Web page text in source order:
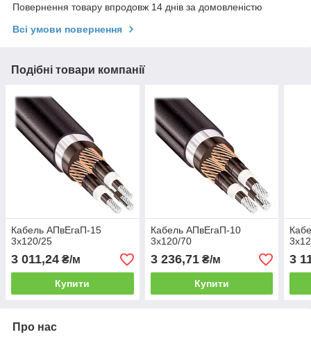
Повернення товару впродовж 14 днів за домовленістю
Всі умови повернення
Подібні товари компанії
Кабель АПвЕгаП‑15
3х120/25
3 011,24 ₴/м
Купити
Кабель АПвЕгаП‑10
3х120/70
3 236,71₴/м
Купити
3
Про нас